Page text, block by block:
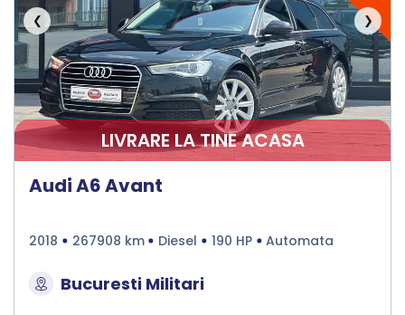
❮ ❯
LIVRARE LA TINE ACASA
Audi A6 Avant
2018 267908 km Diesel 190 HP Automata
Bucuresti Militari